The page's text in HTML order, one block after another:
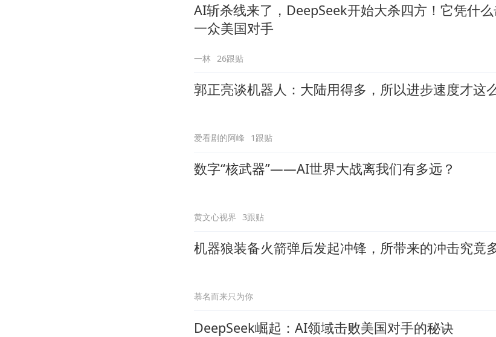
AI斩杀线来了，DeepSeek开始大杀四方！它凭什
一众美国对手
一林 26跟贴
郭正亮谈机器人：大陆用得多，所以进步速度才这
爱看剧的阿峰 1跟贴
数字“核武器”——AI世界大战离我们有多远？
黄文心视界 3跟贴
机器狼装备火箭弹后发起冲锋，所带来的冲击究竟
慕名而来只为你
DeepSeek崛起：AI领域击败美国对手的秘诀